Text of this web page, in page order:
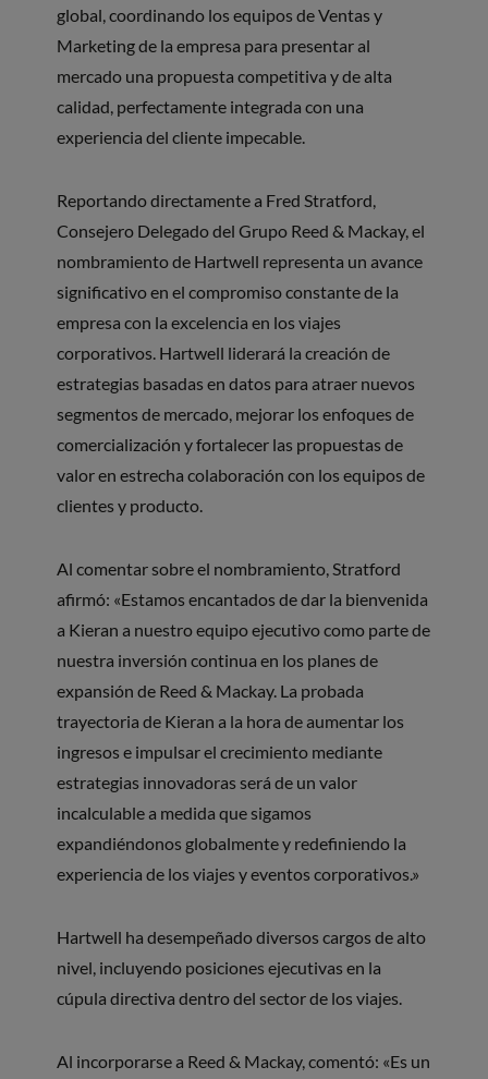
global, coordinando los equipos de Ventas y
Marketing de la empresa para presentar al
mercado una propuesta competitiva y de alta
calidad, perfectamente integrada con una
experiencia del cliente impecable.
Reportando directamente a Fred Stratford,
Consejero Delegado del Grupo Reed & Mackay, el
nombramiento de Hartwell representa un avance
significativo en el compromiso constante de la
empresa con la excelencia en los viajes
corporativos. Hartwell liderará la creación de
estrategias basadas en datos para atraer nuevos
segmentos de mercado, mejorar los enfoques de
comercialización y fortalecer las propuestas de
valor en estrecha colaboración con los equipos de
clientes y producto.
Al comentar sobre el nombramiento, Stratford
afirmó: «Estamos encantados de dar la bienvenida
a Kieran a nuestro equipo ejecutivo como parte de
nuestra inversión continua en los planes de
expansión de Reed & Mackay. La probada
trayectoria de Kieran a la hora de aumentar los
ingresos e impulsar el crecimiento mediante
estrategias innovadoras será de un valor
incalculable a medida que sigamos
expandiéndonos globalmente y redefiniendo la
experiencia de los viajes y eventos corporativos.»
Hartwell ha desempeñado diversos cargos de alto
nivel, incluyendo posiciones ejecutivas en la
cúpula directiva dentro del sector de los viajes.
Al incorporarse a Reed & Mackay, comentó: «Es un